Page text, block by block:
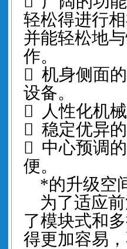
轻松得进行
并能轻松地
作。
 机身侧面
设备。

人性化机
 稳定优异
 中心预调
便。
*的升级空
为了适应
了模块式和
得更加容易